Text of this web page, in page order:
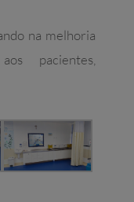
na melhoria
pacientes,